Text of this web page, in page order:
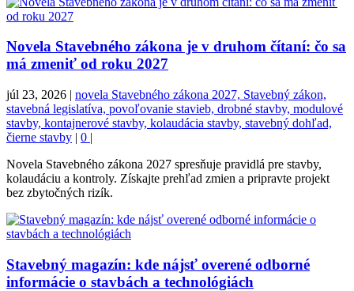
Novela Stavebného zákona je v druhom čítaní: čo sa
má zmeniť od roku 2027
júl 23, 2026 | novela Stavebného zákona 2027, Stavebný zákon,
stavebná legislatíva, povoľovanie stavieb, drobné stavby, modulové
stavby, kontajnerové stavby, kolaudácia stavby, stavebný dohľad,
čierne stavby | 0 |
Novela Stavebného zákona 2027 spresňuje pravidlá pre stavby,
kolaudáciu a kontroly. Získajte prehľad zmien a pripravte projekt
bez zbytočných rizík.
Stavebný magazín: kde nájsť overené odborné
informácie o stavbách a technológiách